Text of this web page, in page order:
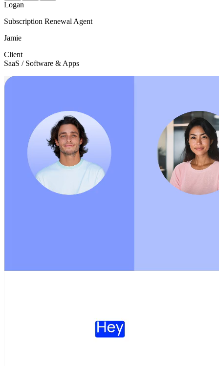
Logan
Subscription Renewal Agent
Jamie
Client
SaaS / Software & Apps